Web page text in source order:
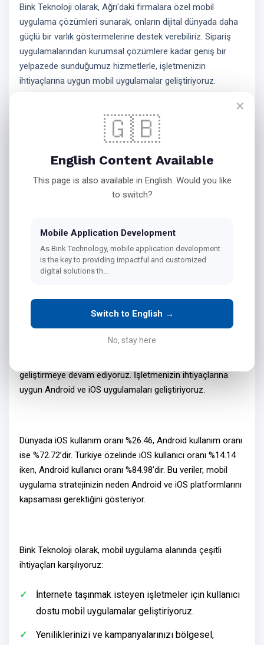
Bink Teknoloji olarak, Ağrı'daki firmalara özel mobil
uygulama çözümleri sunarak, onların dijital dünyada daha
güçlü bir varlık göstermelerine destek verebiliriz. Sipariş
uygulamalarından kurumsal çözümlere kadar geniş bir
yelpazede sunduğumuz hizmetlerle, işletmenizin
ihtiyaçlarına uygun mobil uygulamalar geliştiriyoruz.
Bink Teknoloji Ile Mobil
Uygulama Geliştirme
Android Ve IOS
Platformlarında Profesyonel
Çözümler
Mobil Uygulama İhtiyaçlarınızı Nasıl Karşılıyoruz?
Bink Teknoloji olarak, yılların verdiği tecrübe ile
geliştirmeye devam ediyoruz. İşletmenizin ihtiyaçlarına
uygun Android ve iOS uygulamaları geliştiriyoruz.
Dünyada iOS kullanım oranı %26.46, Android kullanım oranı
ise %72.72’dir. Türkiye özelinde iOS kullanıcı oranı %14.14
iken, Android kullanıcı oranı %84.98’dir. Bu veriler, mobil
uygulama stratejinizin neden Android ve iOS platformlarını
kapsaması gerektiğini gösteriyor.
Bink Teknoloji olarak, mobil uygulama alanında çeşitli
ihtiyaçları karşılıyoruz:
İnternete taşınmak isteyen işletmeler için kullanıcı
dostu mobil uygulamalar geliştiriyoruz.
Yeniliklerinizi ve kampanyalarınızı bölgesel,
✕
🇬🇧
English Content Available
This page is also available in English. Would you like
to switch?
Mobile Application Development
As Bink Technology, mobile application development
is the key to providing impactful and customized
digital solutions th…
Switch to English →
No, stay here